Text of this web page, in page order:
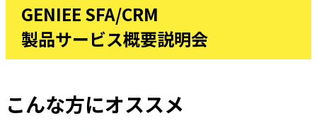
GENIEE SFA/CRM
製品サービス概要説明会
こんな方にオススメ